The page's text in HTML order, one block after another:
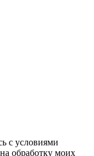
с условиями
обработку моих